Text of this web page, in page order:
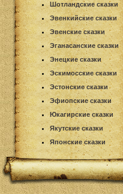
Шотландские сказки
Эвенкийские сказки
Эвенские сказки
Эганасанские сказки
Энецкие сказки
Эскимосские сказки
Эстонские сказки
Эфиопские сказки
Юкагирские сказки
Якутские сказки
Японские сказки